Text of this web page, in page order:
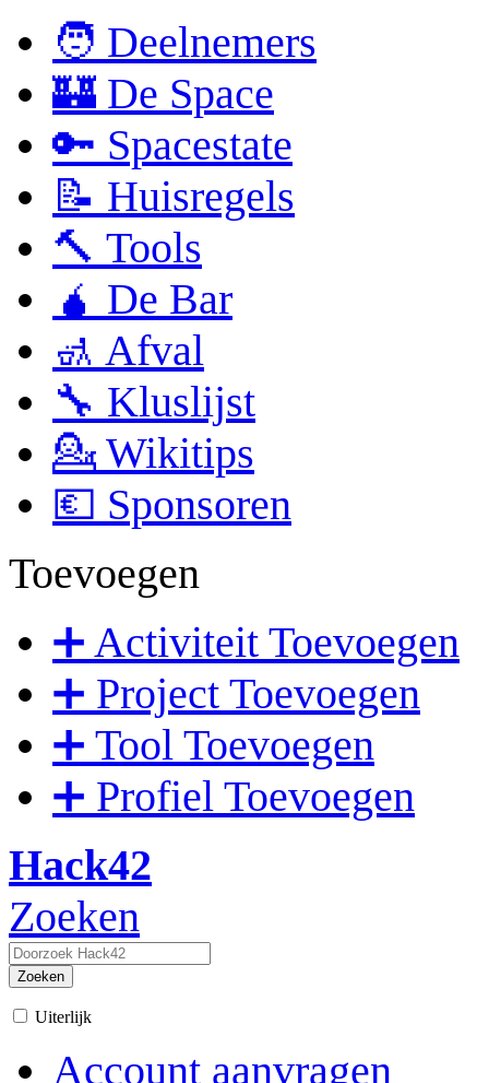
🧑 Deelnemers
🏰 De Space
🔑 Spacestate
📝 Huisregels
🔨 Tools
🧉 De Bar
🚮 Afval
🔧 Kluslijst
💁 Wikitips
💶 Sponsoren
Toevoegen
➕ Activiteit Toevoegen
➕ Project Toevoegen
➕ Tool Toevoegen
➕ Profiel Toevoegen
Hack42
Zoeken
Zoeken
Uiterlijk
Account aanvragen